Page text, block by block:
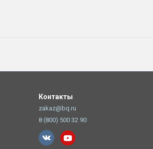
Контакты
zakaz@bq.ru
8 (800) 500 32 90